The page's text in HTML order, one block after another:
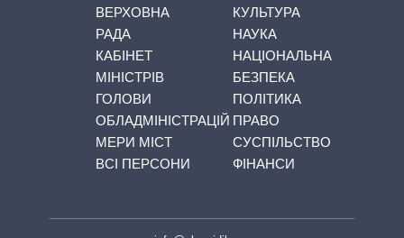
ВЕРХОВНА
РАДА
КАБІНЕТ
МІНІСТРІВ
ГОЛОВИ
ОБЛАДМІНІСТРАЦІЙ
МЕРИ МІСТ
ВСІ ПЕРСОНИ
КУЛЬТУРА
НАУКА
НАЦІОНАЛЬНА
БЕЗПЕКА
ПОЛІТИКА
ПРАВО
СУСПІЛЬСТВО
ФІНАНСИ